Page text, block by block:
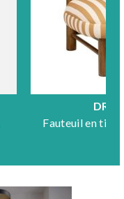
Fauteuil en